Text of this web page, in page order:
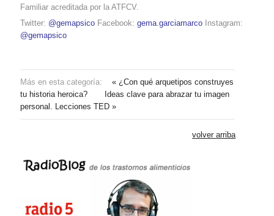
Familiar acreditada por la ATFCV.
Twitter: @gemapsico Facebook: gema.garciamarco Instagram:
@gemapsico
Más en esta categoría:
« ¿Con qué arquetipos construyes
tu historia heroica?
Ideas clave para abrazar tu imagen
personal. Lecciones TED »
volver arriba